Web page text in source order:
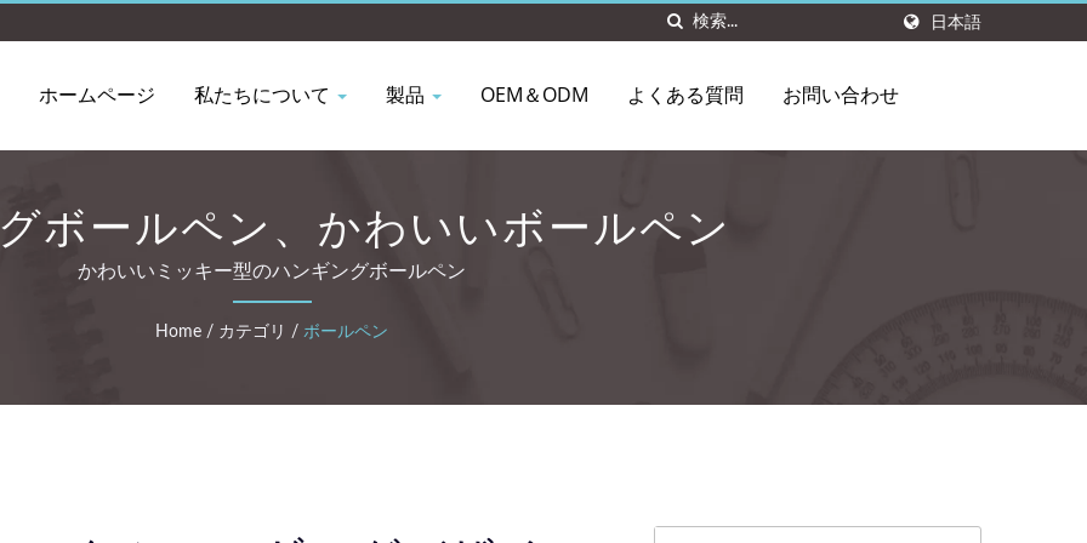
日本語
ホームページ 私たちについて 製品 OEM＆ODM よくある質問 お問い合わせ
ボールペン、かわいいボールペン
かわいいミッキー型のハンギングボールペン
Home / カテゴリ / ボールペン